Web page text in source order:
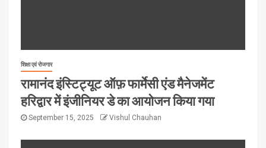
शिक्षा एवं रोजगार
रामानंद इंस्टिट्यूट ऑफ़ फार्मेसी एंड मैनेजमेंट
हरिद्वार में इंजीनियर डे का आयोजन किया गया
September 15, 2025 Vishul Chauhan